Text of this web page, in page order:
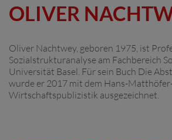
OLIVER
Oliver Nachtwey, geboren 1975, ist
Sozialstrukturanalyse am Fachbereich
Universität Basel. Für sein Buch Die
wurde er 2017 mit dem Hans-
Wirtschaftspublizistik ausgezeichnet.